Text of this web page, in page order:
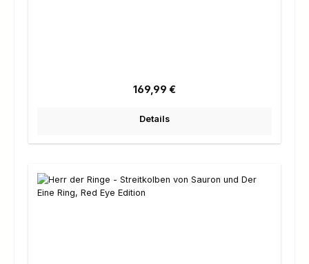
Regulärer Preis:
169,99 €
Details